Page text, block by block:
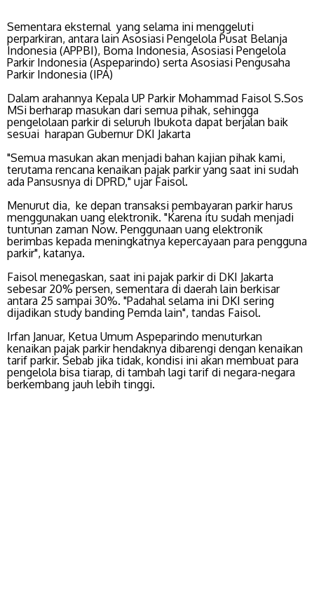
Sementara eksternal yang selama ini menggeluti
perparkiran, antara lain Asosiasi Pengelola Pusat Belanja
Indonesia (APPBI), Boma Indonesia, Asosiasi Pengelola
Parkir Indonesia (Aspeparindo) serta Asosiasi Pengusaha
Parkir Indonesia (IPA)
Dalam arahannya Kepala UP Parkir Mohammad Faisol S.Sos
MSi berharap masukan dari semua pihak, sehingga
pengelolaan parkir di seluruh Ibukota dapat berjalan baik
sesuai harapan Gubernur DKI Jakarta
"Semua masukan akan menjadi bahan kajian pihak kami,
terutama rencana kenaikan pajak parkir yang saat ini sudah
ada Pansusnya di DPRD," ujar Faisol.
Menurut dia, ke depan transaksi pembayaran parkir harus
menggunakan uang elektronik. "Karena itu sudah menjadi
tuntunan zaman Now. Penggunaan uang elektronik
berimbas kepada meningkatnya kepercayaan para pengguna
parkir", katanya.
Faisol menegaskan, saat ini pajak parkir di DKI Jakarta
sebesar 20% persen, sementara di daerah lain berkisar
antara 25 sampai 30%. "Padahal selama ini DKI sering
dijadikan study banding Pemda lain", tandas Faisol.
Irfan Januar, Ketua Umum Aspeparindo menuturkan
kenaikan pajak parkir hendaknya dibarengi dengan kenaikan
tarif parkir. Sebab jika tidak, kondisi ini akan membuat para
pengelola bisa tiarap, di tambah lagi tarif di negara-negara
berkembang jauh lebih tinggi.